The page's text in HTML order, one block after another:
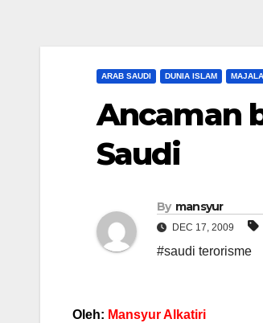
ARAB SAUDI DUNIA ISLAM
Ancaman
Saudi
By mansyur
DEC 17, 2009
#saudi terorisme
Oleh: Mansyur Alkatiri